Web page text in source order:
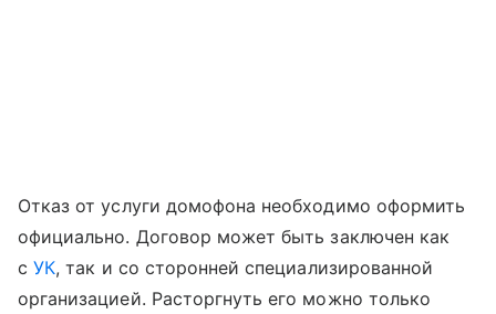
Отказ от услуги домофона необходимо оформить
официально. Договор может быть заключен как
сУК, так и со сторонней специализированной
организацией. Расторгнуть его можно только